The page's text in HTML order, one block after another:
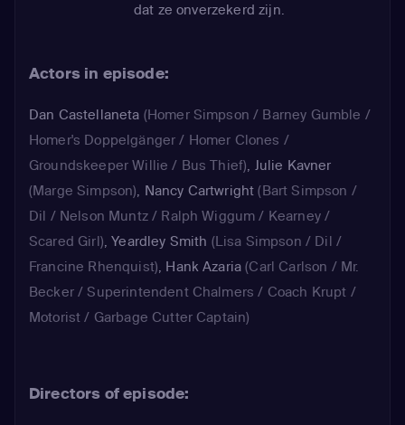
dat ze onverzekerd zijn.
Actors in episode:
Dan Castellaneta (Homer Simpson / Barney Gumble /
Homer's Doppelgänger / Homer Clones /
Groundskeeper Willie / Bus Thief), Julie Kavner
(Marge Simpson), Nancy Cartwright (Bart Simpson /
Dil / Nelson Muntz / Ralph Wiggum / Kearney /
Scared Girl),Yeardley Smith (Lisa Simpson / Dil /
Francine Rhenquist), Hank Azaria (Carl Carlson / Mr.
Becker / Superintendent Chalmers / Coach Krupt /
Motorist / Garbage Cutter Captain)
Directors of episode: